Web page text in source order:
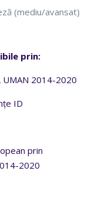
(mediu/avansat)
prin:
UMAN 2014-2020
ID
prin
2020